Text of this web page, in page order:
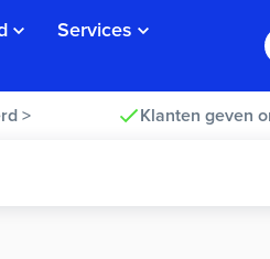
Services
> Klanten geven